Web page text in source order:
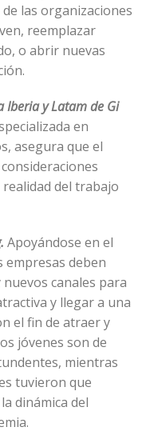
las organizaciones
reemplazar
o abrir nuevas
Iberia y Latam de Gi
en
asegura que el
realidad del trabajo
Apoyándose en el
empresas deben
canales para
y llegar a una
el fin de atraer y
jóvenes son de
mientras
tuvieron que
dinámica del